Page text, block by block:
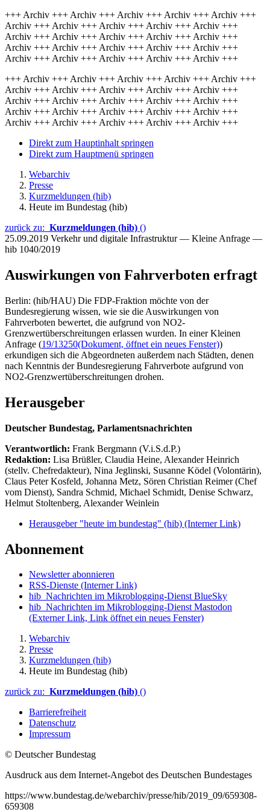
+++ Archiv +++ Archiv +++ Archiv +++ Archiv +++ Archiv +++
Archiv +++ Archiv +++ Archiv +++ Archiv +++ Archiv +++
Archiv +++ Archiv +++ Archiv +++ Archiv +++ Archiv +++
Archiv +++ Archiv +++ Archiv +++ Archiv +++ Archiv +++
Archiv +++ Archiv +++ Archiv +++ Archiv +++ Archiv +++
+++ Archiv +++ Archiv +++ Archiv +++ Archiv +++ Archiv +++
Archiv +++ Archiv +++ Archiv +++ Archiv +++ Archiv +++
Archiv +++ Archiv +++ Archiv +++ Archiv +++ Archiv +++
Archiv +++ Archiv +++ Archiv +++ Archiv +++ Archiv +++
Archiv +++ Archiv +++ Archiv +++ Archiv +++ Archiv +++
Direkt zum Hauptinhalt springen
Direkt zum Hauptmenü springen
Webarchiv
Presse
Kurzmeldungen (hib)
Heute im Bundestag (hib)
zurück zu: Kurzmeldungen (hib) ()
25.09.2019 Verkehr und digitale Infrastruktur — Kleine Anfrage —
hib 1040/2019
Auswirkungen von Fahrverboten erfragt
Berlin: (hib/HAU) Die FDP-Fraktion möchte von der
Bundesregierung wissen, wie sie die Auswirkungen von
Fahrverboten bewertet, die aufgrund von NO2-
Grenzwertüberschreitungen erlassen wurden. In einer Kleinen
Anfrage (19/13250(Dokument, öffnet ein neues Fenster))
erkundigen sich die Abgeordneten außerdem nach Städten, denen
nach Kenntnis der Bundesregierung Fahrverbote aufgrund von
NO2-Grenzwertüberschreitungen drohen.
Herausgeber
Deutscher Bundestag, Parlamentsnachrichten
Verantwortlich: Frank Bergmann (V.i.S.d.P.)
Redaktion: Lisa Brüßler, Claudia Heine, Alexander Heinrich
(stellv. Chefredakteur), Nina Jeglinski, Susanne Ködel (Volontärin),
Claus Peter Kosfeld, Johanna Metz, Sören Christian Reimer (Chef
vom Dienst), Sandra Schmid, Michael Schmidt, Denise Schwarz,
Helmut Stoltenberg, Alexander Weinlein
Herausgeber "heute im bundestag" (hib) (Interner Link)
Abonnement
Newsletter abonnieren
RSS-Dienste (Interner Link)
hib_Nachrichten im Mikroblogging-Dienst BlueSky
hib_Nachrichten im Mikroblogging-Dienst Mastodon
(Externer Link, Link öffnet ein neues Fenster)
Webarchiv
Presse
Kurzmeldungen (hib)
Heute im Bundestag (hib)
zurück zu: Kurzmeldungen (hib) ()
Barrierefreiheit
Datenschutz
Impressum
© Deutscher Bundestag
Ausdruck aus dem Internet-Angebot des Deutschen Bundestages
https://www.bundestag.de/webarchiv/presse/hib/2019_09/659308-
659308